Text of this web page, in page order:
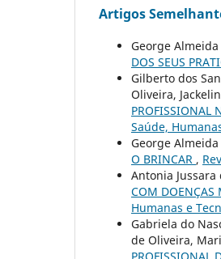
Artigos
George
DOS SEUS
Gilberto dos
Oliveira,
PROFISSIONAL
Saúde,
George
O BRINCAR ,
Antonia
COM DOENÇAS
Humanas e
Gabriela do
de Oliveira,